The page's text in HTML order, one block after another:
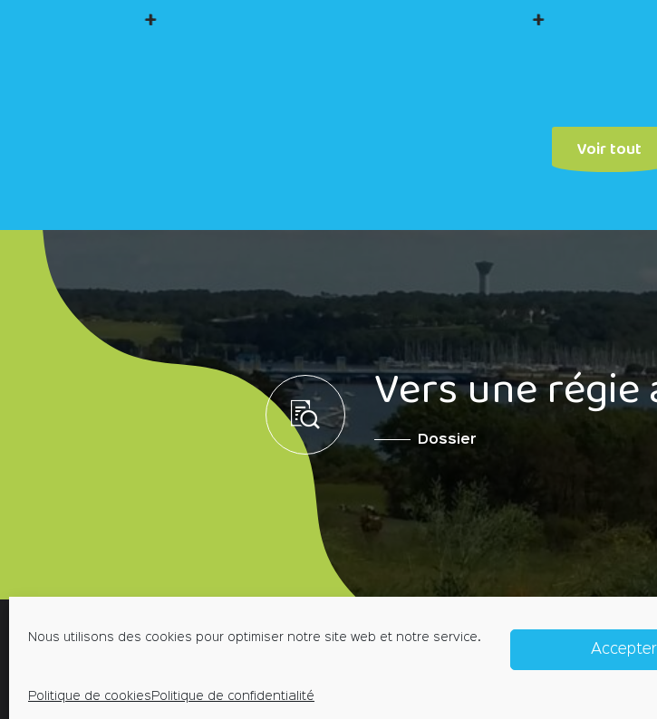
Nous utilisons des cookies pour optimiser notre site web et notre service.
Accepter
Politique de cookies Politique de confidentialité
+ +
Voir tout
Vers une
Dossier